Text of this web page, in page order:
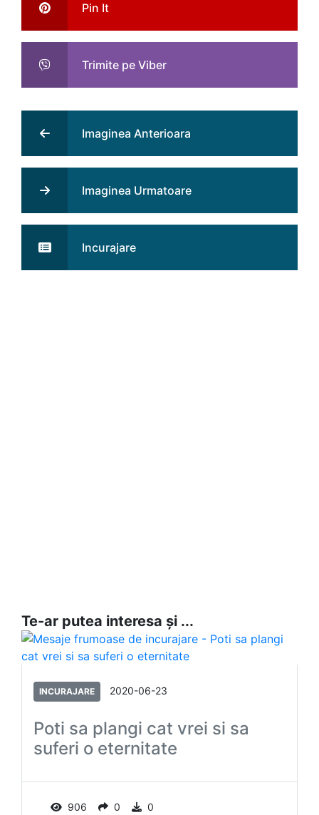
Pin It
Trimite pe Viber
Imaginea Anterioara
Imaginea Urmatoare
Incurajare
Te-ar putea interesa și ...
INCURAJARE 2020-06-23
Poti sa plangi cat vrei si sa
suferi o eternitate
906 0 0